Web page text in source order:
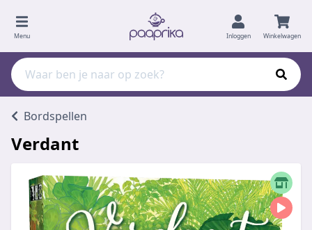
Menu Inloggen Winkelwagen
Bordspellen
Verdant